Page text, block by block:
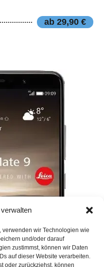
wir Technologien wie
und/oder darauf
zustimmst, können wir Daten
auf dieser Website verarbeiten.
oder zurückziehst, können
ab 29,90 €